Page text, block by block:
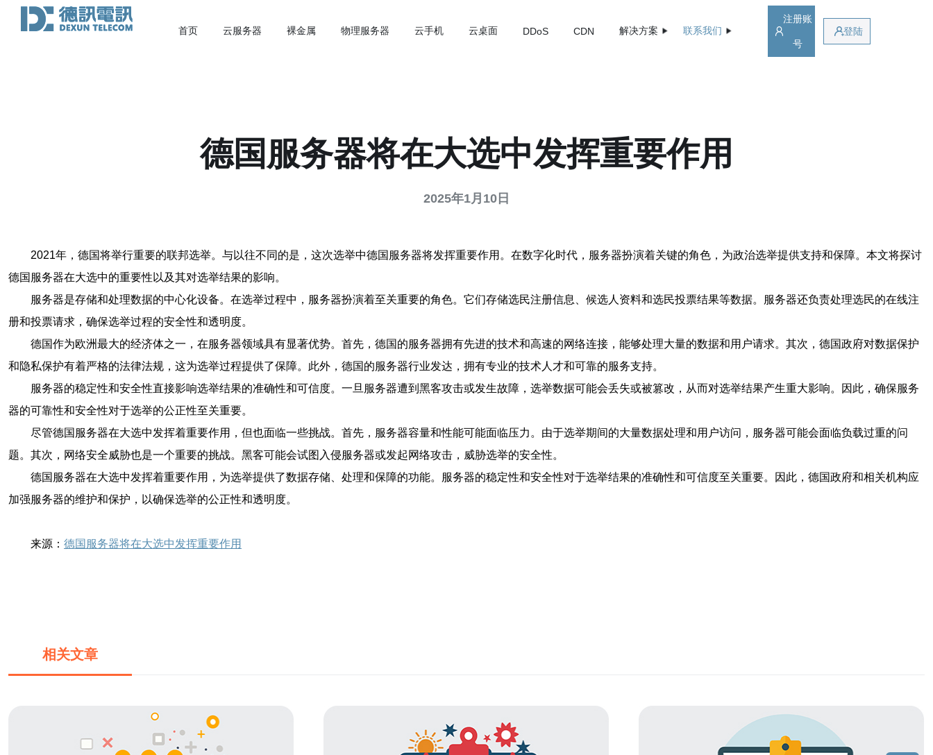
首页 云服务器 裸金属 物理服务器 云手机 云桌面 DDoS CDN 解决方案 联系我们
注册账
号
登陆
德国服务器将在大选中发挥重要作用
2025年1月10日
2021年，德国将举行重要的联邦选举。与以往不同的是，这次选举中德国服务器将发挥重要作用。在数字化时代，服务器扮演着关键的角色，为政治选举提供支持和保障。本文将探讨
德国服务器在大选中的重要性以及其对选举结果的影响。
服务器是存储和处理数据的中心化设备。在选举过程中，服务器扮演着至关重要的角色。它们存储选民注册信息、候选人资料和选民投票结果等数据。服务器还负责处理选民的在线注
册和投票请求，确保选举过程的安全性和透明度。
德国作为欧洲最大的经济体之一，在服务器领域具有显著优势。首先，德国的服务器拥有先进的技术和高速的网络连接，能够处理大量的数据和用户请求。其次，德国政府对数据保护
和隐私保护有着严格的法律法规，这为选举过程提供了保障。此外，德国的服务器行业发达，拥有专业的技术人才和可靠的服务支持。
服务器的稳定性和安全性直接影响选举结果的准确性和可信度。一旦服务器遭到黑客攻击或发生故障，选举数据可能会丢失或被篡改，从而对选举结果产生重大影响。因此，确保服务
器的可靠性和安全性对于选举的公正性至关重要。
尽管德国服务器在大选中发挥着重要作用，但也面临一些挑战。首先，服务器容量和性能可能面临压力。由于选举期间的大量数据处理和用户访问，服务器可能会面临负载过重的问
题。其次，网络安全威胁也是一个重要的挑战。黑客可能会试图入侵服务器或发起网络攻击，威胁选举的安全性。
德国服务器在大选中发挥着重要作用，为选举提供了数据存储、处理和保障的功能。服务器的稳定性和安全性对于选举结果的准确性和可信度至关重要。因此，德国政府和相关机构应
加强服务器的维护和保护，以确保选举的公正性和透明度。
来源： 德国服务器将在大选中发挥重要作用
相关文章